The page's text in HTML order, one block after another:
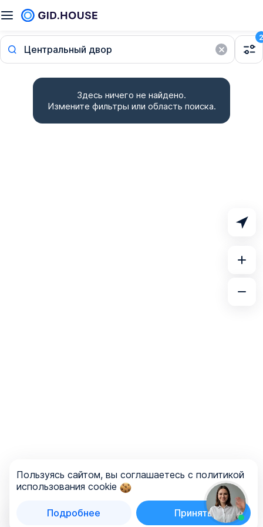
Центральный двор
2
Список
Здесь ничего не найдено.
Измените фильтры или область поиска.
Пользуясь сайтом, вы соглашаетесь с политикой
использования cookie
Подробнее Принять